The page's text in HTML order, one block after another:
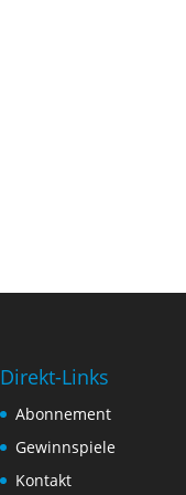
Direkt-Links
Abonnement
Gewinnspiele
Kontakt